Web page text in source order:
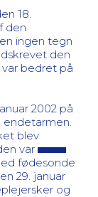
18.
den
ingen tegn
den
bedret på
2002 på
endetarmen.
blev
var
fødesonde
29. januar
og